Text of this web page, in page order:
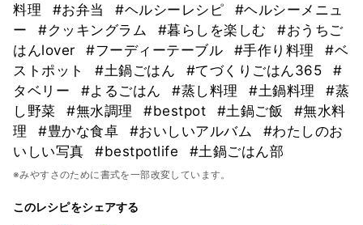
料理
#お弁当 #ヘルシーレシピ
#ヘルシーメニュ
ー
#クッキングラム #暮らしを楽しむ
#おうちご
はんlover
#フーディーテーブル #手作り料理
#ベ
ストポット
#土鍋ごはん #てづくりごはん365
#
タベリー
#よるごはん #蒸し料理 #土鍋料理
#蒸
し野菜
#無水調理 #bestpot #土鍋ご飯
#無水料
理
#豊かな食卓 #おいしいアルバム
#わたしのお
いしい写真
#bestpotlife #土鍋ごはん部
※みやすさのために書式を一部改変しています。
このレシピをシェアする